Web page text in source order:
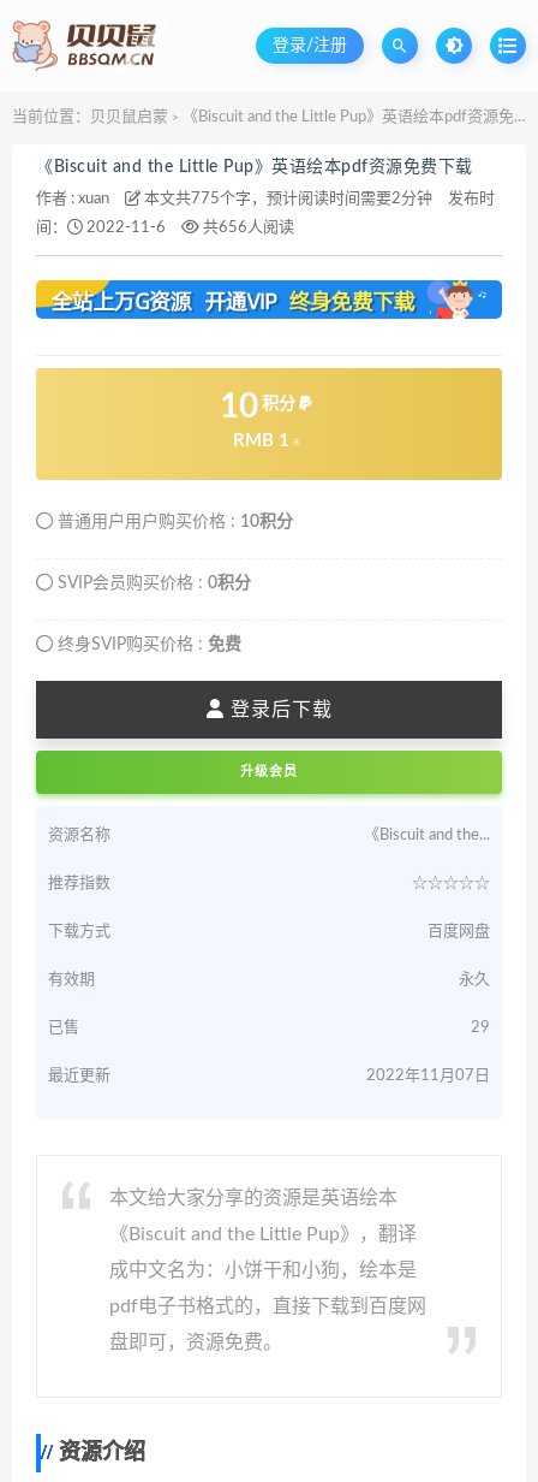
登录/注册
当前位置： 贝贝鼠启蒙 > 《Biscuit and the Little Pup》英语绘本pdf资源免费下载
《Biscuit and the Little Pup》英语绘本pdf资源免费下载
作者 : xuan 本文共775个字，预计阅读时间需要2分钟
发布时
间：
2022-11-6 共656人阅读
10 积分
RMB 1 元
普通用户用户购买价格 : 10积分
SVIP会员购买价格 : 0积分
终身SVIP购买价格 : 免费
登录后下载
升级会员
资源名称 《Biscuit and the...
推荐指数 ☆☆☆☆☆
下载方式 百度网盘
有效期 永久
已售 29
最近更新 2022年11月07日
本文给大家分享的资源是英语绘本
《Biscuit and the Little Pup》，翻译
成中文名为：小饼干和小狗，绘本是
pdf电子书格式的，直接下载到百度网
盘即可，资源免费。
资源介绍